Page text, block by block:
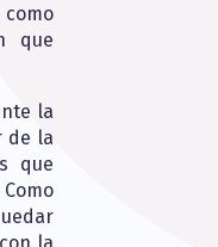
que
la
de la
que